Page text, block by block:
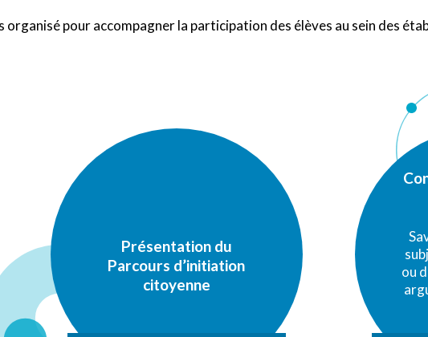
organisé pour accompagner la participation des élèves au sein des
Présentation du
Parcours d’initiation
citoyenne
ou